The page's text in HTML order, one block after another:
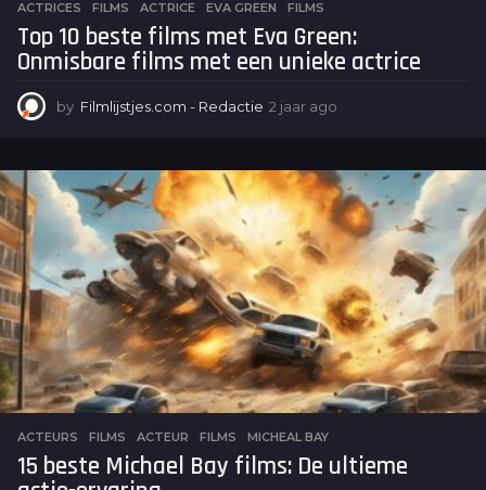
ACTRICES ,FILMS ACTRICE ,EVA GREEN ,FILMS
Top 10 beste films met Eva Green:
Onmisbare films met een unieke actrice
by Filmlijstjes.com - Redactie 2 jaar ago
a
r
a
g
ACTEURS ,FILMS ACTEUR ,FILMS ,MICHEAL BAY
15 beste Michael Bay films: De ultieme